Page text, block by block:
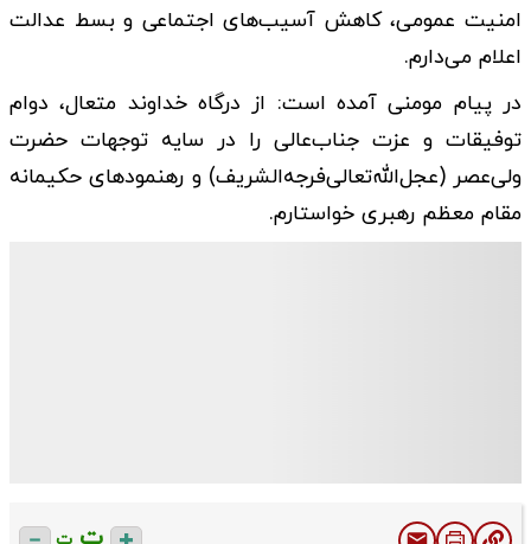
امنیت عمومی، کاهش آسیب‌های اجتماعی و بسط عدالت
اعلام می‌دارم.
در پیام مومنی آمده است: از درگاه خداوند متعال، دوام
توفیقات و عزت جناب‌عالی را در سایه توجهات حضرت
ولی‌عصر (عجل‌الله‌تعالی‌فرجه‌الشریف) و رهنمودهای حکیمانه
مقام معظم رهبری خواستارم.